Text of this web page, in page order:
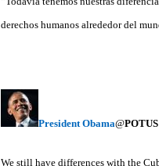
derechos humanos alrededor del
President Obama@POTUS
We still have differences with the